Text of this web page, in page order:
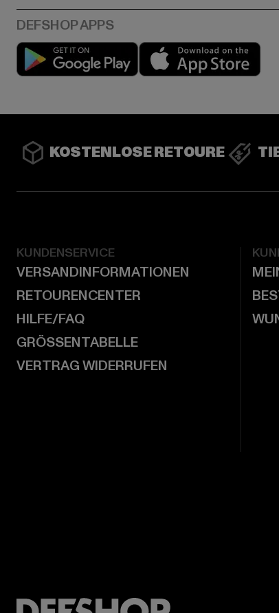
Play market
KOSTENLOSE RETOURE
KUNDENSERVICE
VERSANDINFORMATIONEN
RETOURENCENTER
HILFE/FAQ
GRÖSSENTABELLE
VERTRAG WIDERRUFEN